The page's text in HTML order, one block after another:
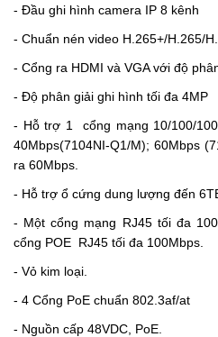
- Đầu ghi hình camera IP 8 kênh
- Chuẩn nén video H.265+/H.265/
- Cổng ra HDMI và VGA với độ
- Đô ̣ phân giải ghi hình tối đa 4MP
- Hỗ trơ ̣ 1 cổng mạng 10/100/
40Mbps(7104NI-Q1/M); 60Mbps
ra 60Mbps.
- Hô ̃ trơ ô ̉ cứng dung lượng đến
- Một cổng mạng RJ45 tối đa
cổng POE RJ45 tối đa 100Mbps.
- Vỏ kim loại.
- 4 Cổng PoE chuẩn 802.3af/at
- Nguồn cấp 48VDC, PoE.